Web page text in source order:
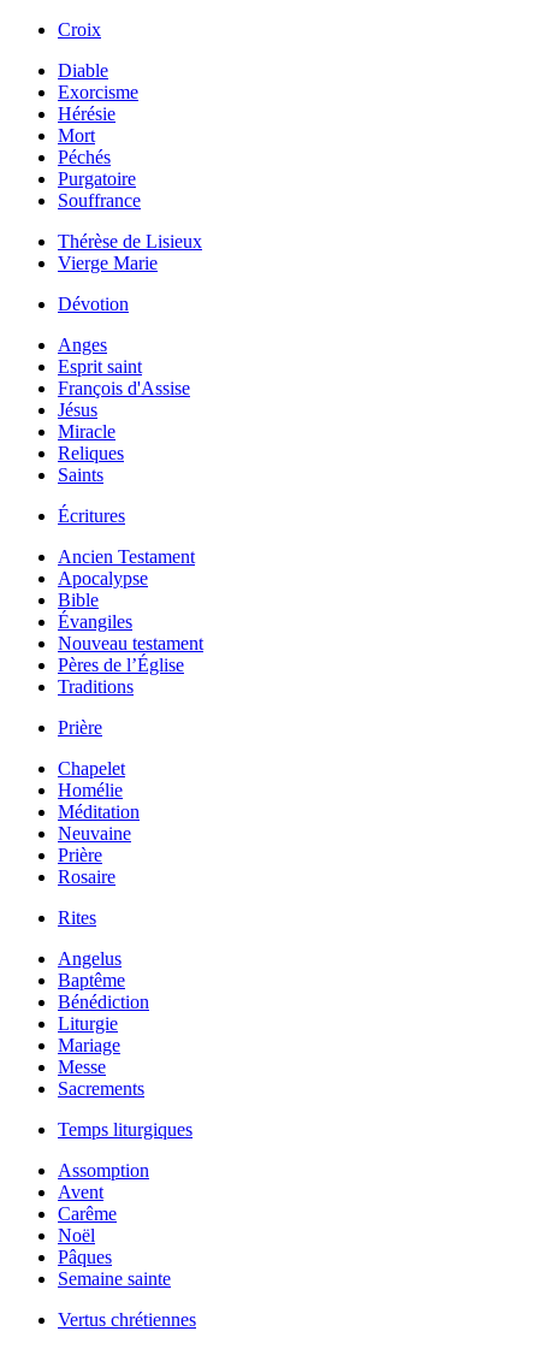
Croix
Diable
Exorcisme
Hérésie
Mort
Péchés
Purgatoire
Souffrance
Thérèse de Lisieux
Vierge Marie
Dévotion
Anges
Esprit saint
François d'Assise
Jésus
Miracle
Reliques
Saints
Écritures
Ancien Testament
Apocalypse
Bible
Évangiles
Nouveau testament
Pères de l’Église
Traditions
Prière
Chapelet
Homélie
Méditation
Neuvaine
Prière
Rosaire
Rites
Angelus
Baptême
Bénédiction
Liturgie
Mariage
Messe
Sacrements
Temps liturgiques
Assomption
Avent
Carême
Noël
Pâques
Semaine sainte
Vertus chrétiennes